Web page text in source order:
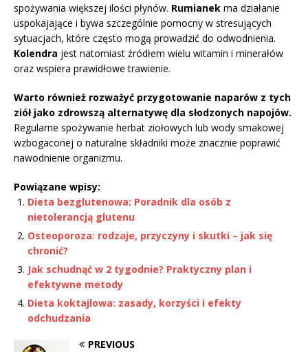
spożywania większej ilości płynów. Rumianek ma działanie
uspokajające i bywa szczególnie pomocny w stresujących
sytuacjach, które często mogą prowadzić do odwodnienia.
Kolendra jest natomiast źródłem wielu witamin i minerałów
oraz wspiera prawidłowe trawienie.
Warto również rozważyć przygotowanie naparów z tych
ziół jako zdrowszą alternatywę dla słodzonych napojów.
Regularne spożywanie herbat ziołowych lub wody smakowej
wzbogaconej o naturalne składniki może znacznie poprawić
nawodnienie organizmu.
Powiązane wpisy:
Dieta bezglutenowa: Poradnik dla osób z
nietolerancją glutenu
Osteoporoza: rodzaje, przyczyny i skutki – jak się
chronić?
Jak schudnąć w 2 tygodnie? Praktyczny plan i
efektywne metody
Dieta koktajlowa: zasady, korzyści i efekty
odchudzania
PREVIOUS